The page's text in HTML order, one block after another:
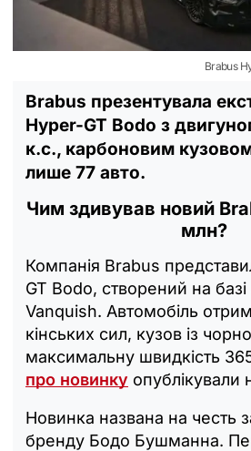
Brabus
Brabus презентувала
Hyper-GT Bodo з
к.с., карбоновим
лише 77 авто.
Чим здивував новий
млн?
Компанія Brabus
GT Bodo, створений на
Vanquish. Автомобіль
кінських сил, кузов із
максимальну швидкість
про новинку опублікували
Новинка названа на честь
бренду Бодо Бушманна.